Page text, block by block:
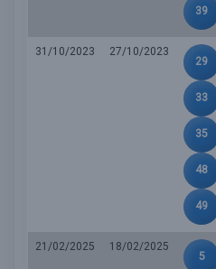
39
31/10/2023
27/10/2023
29
33
35
48
49
21/02/2025
18/02/2025
5